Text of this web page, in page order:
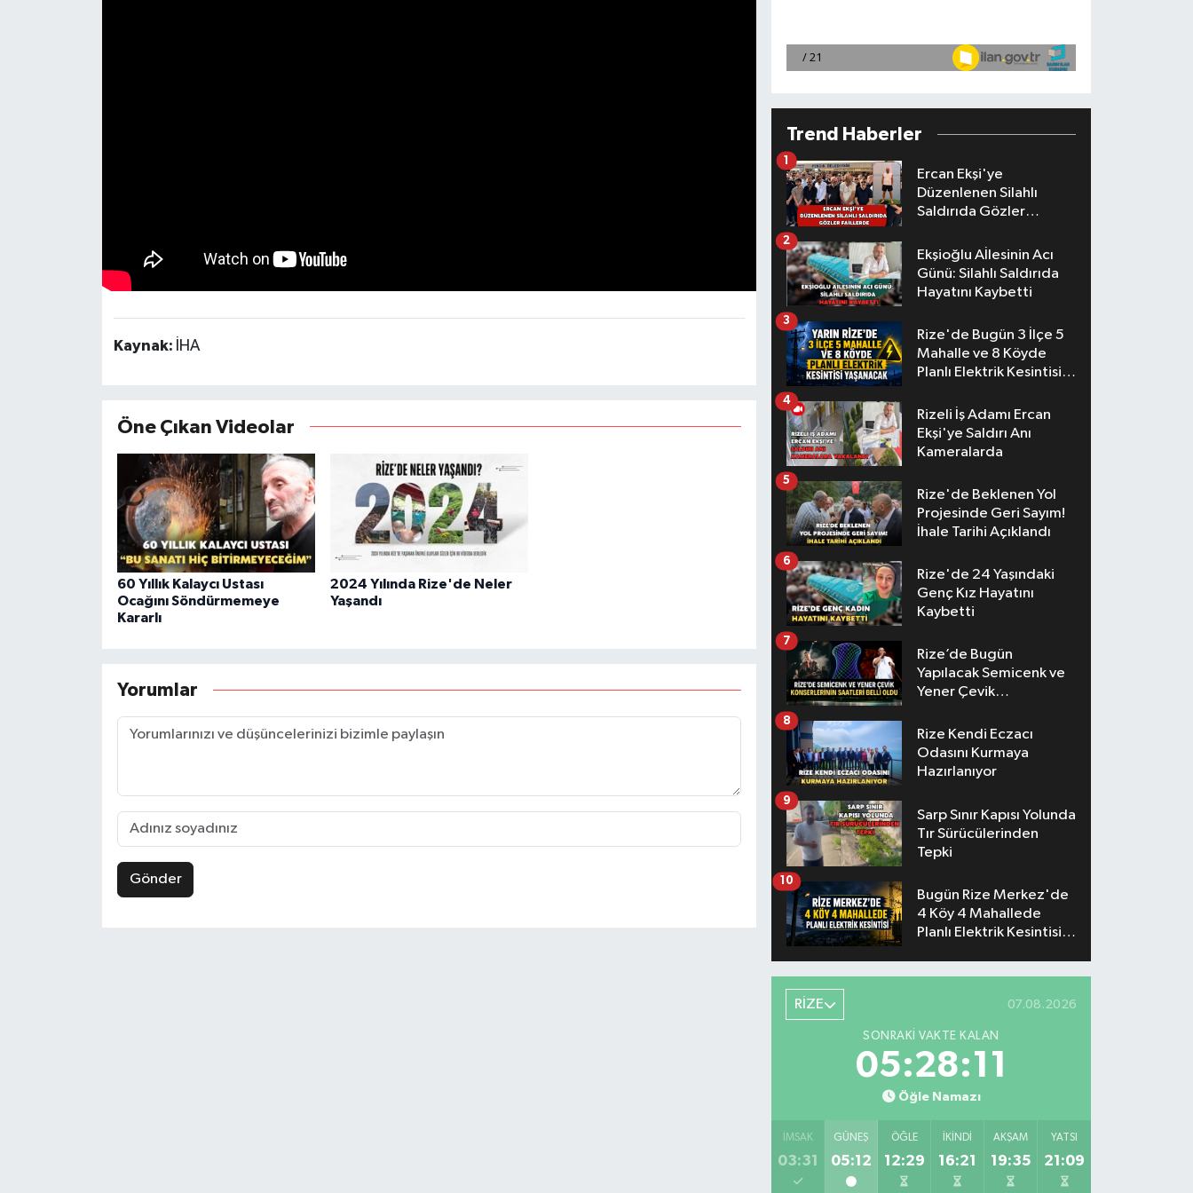
Kaynak: İHA
Öne Çıkan Videolar
60 Yıllık Kalaycı Ustası
Ocağını Söndürmemeye
Kararlı
2024 Yılında Rize'de Neler
Yaşandı
Yorumlar
Gönder
Trend Haberler
Ercan Ekşi'ye
Düzenlenen Silahlı
Saldırıda Gözler
1
Ekşioğlu Aİlesinin Acı
Günü: Silahlı Saldırıda
Hayatını Kaybetti
2
Rize'de Bugün 3 İlçe 5
Mahalle ve 8 Köyde
Planlı Elektrik Kesintisi
3
Rizeli İş Adamı Ercan
Ekşi'ye Saldırı Anı
Kameralarda
4
Rize'de Beklenen Yol
Projesinde Geri Sayım!
İhale Tarihi Açıklandı
5
Rize'de 24 Yaşındaki
Genç Kız Hayatını
Kaybetti
6
Rize’de Bugün
Yapılacak Semicenk ve
Yener Çevik
Belli Oldu
7
Rize Kendi Eczacı
Odasını Kurmaya
Hazırlanıyor
8
Sarp Sınır Kapısı Yolunda
Tır Sürücülerinden
Tepki
9
Bugün Rize Merkez'de
4 Köy 4 Mahallede
Planlı Elektrik Kesintisi
10
RİZE 07.08.2026
SONRAKI VAKTE KALAN
05:28:11
Öğle Namazı
İMSAK
03:31
GÜNEŞ
05:12
ÖĞLE
12:29
İKINDI
16:21
AKŞAM
19:35
YATSI
21:09